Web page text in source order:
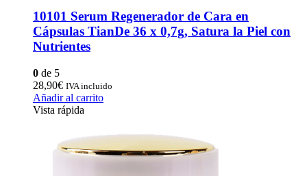
10101 Serum Regenerador de Cara en
Cápsulas TianDe 36 x 0,7g, Satura la Piel con
Nutrientes
0 de 5
28,90€ IVA incluido
Añadir al carrito
Vista rápida